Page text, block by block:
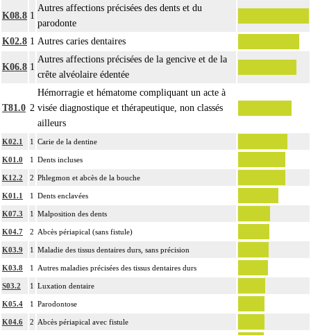
K08.8 1
Autres affections précisées des dents et du
parodonte
K02.8 1 Autres caries dentaires
K06.8 1
Autres affections précisées de la gencive et de la
crête alvéolaire édentée
T81.0 2
Hémorragie et hématome compliquant un acte à
visée diagnostique et thérapeutique, non classés
ailleurs
K02.1 1 Carie de la dentine
K01.0 1 Dents incluses
K12.2 2 Phlegmon et abcès de la bouche
K01.1 1 Dents enclavées
K07.3 1 Malposition des dents
K04.7 2 Abcès périapical (sans fistule)
K03.9 1 Maladie des tissus dentaires durs, sans précision
K03.8 1 Autres maladies précisées des tissus dentaires durs
S03.2 1 Luxation dentaire
K05.4 1 Parodontose
K04.6 2 Abcès périapical avec fistule